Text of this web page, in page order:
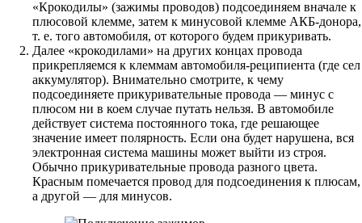
«Крокодилы» (зажимы проводов) подсоединяем вначале к
плюсовой клемме, затем к минусовой клемме АКБ-донора,
т. е. того автомобиля, от которого будем прикуривать.
Далее «крокодилами» на других концах провода
прикрепляемся к клеммам автомобиля-реципиента (где сел
аккумулятор). Внимательно смотрите, к чему
подсоединяете прикуривательные провода — минус с
плюсом ни в коем случае путать нельзя. В автомобиле
действует система постоянного тока, где решающее
значение имеет полярность. Если она будет нарушена, вся
электронная система машины может выйти из строя.
Обычно прикуривательные провода разного цвета.
Красным помечается провод для подсоединения к плюсам,
а другой — для минусов.